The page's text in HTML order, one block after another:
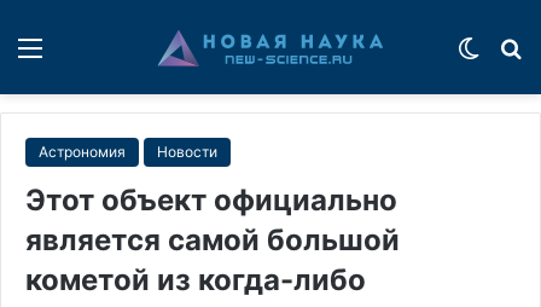
Астрономия Новости
Этот объект официально
является самой большой
кометой из когда-либо